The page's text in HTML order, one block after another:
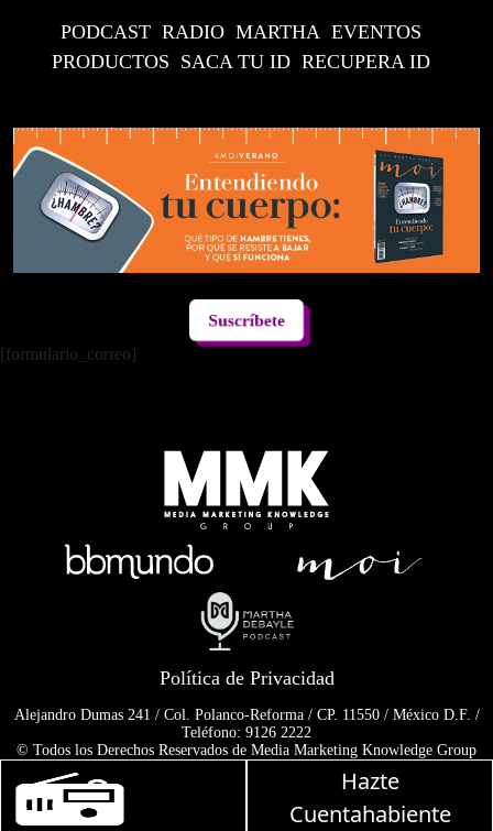
Martha Debayle en W,
Hazte
Cuentahabiente
PODCAST RADIO MARTHA EVENTOS
PRODUCTOS SACA TU ID RECUPERA ID
Suscríbete
[formulario_correo]
Política de Privacidad
Alejandro Dumas 241 / Col. Polanco-Reforma / CP. 11550 / México D.F. /
Teléfono: 9126 2222
© Todos los Derechos Reservados de Media Marketing Knowledge Group
Prohibida la reproducción total o parcial, incluyendo cualquier medio